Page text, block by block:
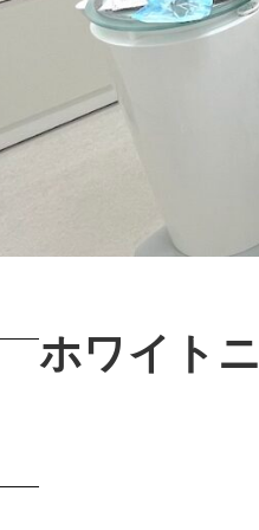
ホワイト